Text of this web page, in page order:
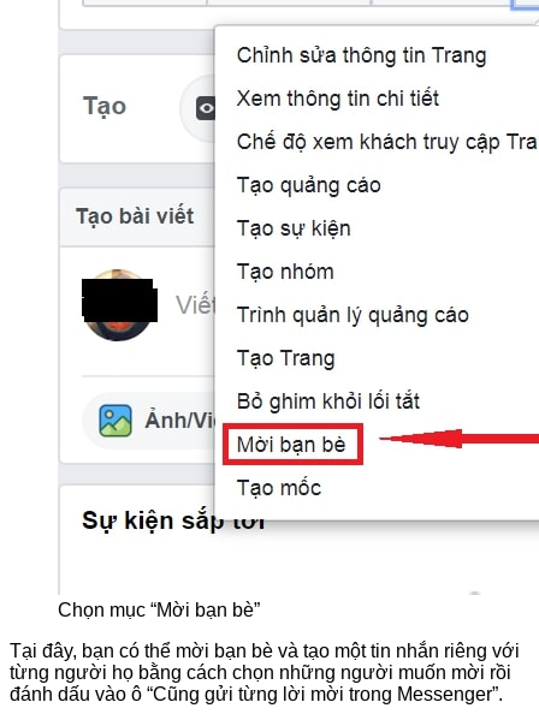
Chọn mục “Mời bạn bè”
Tại đây, bạn có thể mời bạn bè và tạo một tin nhắn riêng với
từng người họ bằng cách chọn những người muốn mời rồi
đánh dấu vào ô “Cũng gửi từng lời mời trong Messenger”.